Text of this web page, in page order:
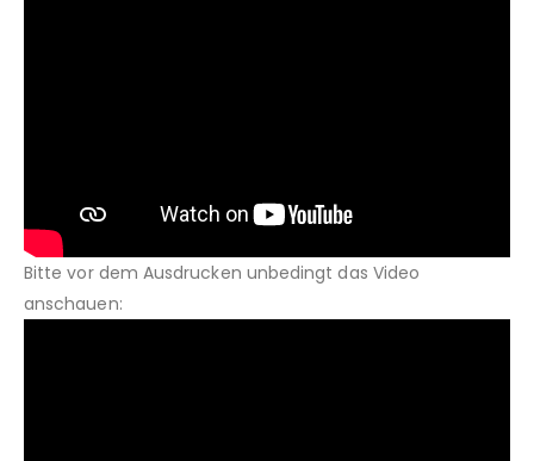
Bitte vor dem Ausdrucken unbedingt das Video
anschauen: